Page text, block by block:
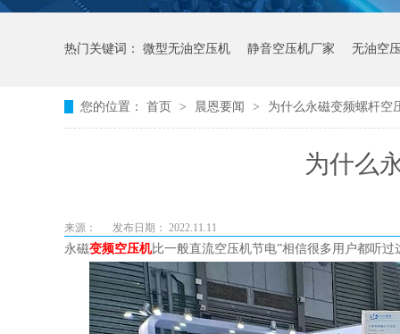
热门关键词： 微型无油空压机 静音空压机厂家 无油空
您的位置： 首页 > 晨恩要闻 > 为什么永磁变频螺杆空
为什么
来源： 发布日期： 2022.11.11
永磁变频空压机比一般直流空压机节电”相信很多用户都听